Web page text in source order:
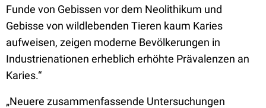
Funde von Gebissen vor dem Neolithikum und
Gebisse von wildlebenden Tieren kaum Karies
aufweisen, zeigen moderne Bevölkerungen in
Industrienationen erheblich erhöhte Prävalenzen an
Karies.“
„Neuere zusammenfassende Untersuchungen